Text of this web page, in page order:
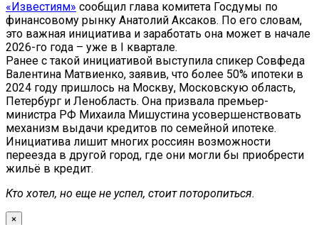
«Известиям» сообщил глава комитета Госдумы по
финансовому рынку Анатолий Аксаков. По его словам,
это важная инициатива и заработать она может в начале
2026-го года – уже в I квартале.
Ранее с такой инициативой выступила спикер Совфеда
Валентина Матвиенко, заявив, что более 50% ипотеки в
2024 году пришлось на Москву, Московскую область,
Петербург и Ленобласть. Она призвала премьер-
министра РФ Михаила Мишустина усовершенствовать
механизм выдачи кредитов по семейной ипотеке.
Инициатива лишит многих россиян возможности
переезда в другой город, где они могли бы приобрести
жильё в кредит.
Кто хотел, но еще не успел, стоит поторопиться.
×